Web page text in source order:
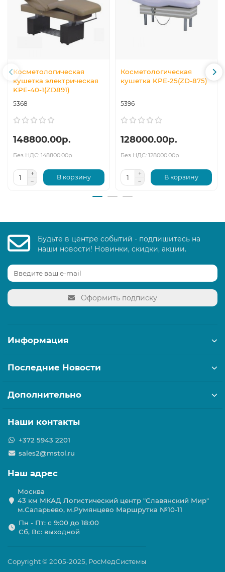
Косметологическая
кушетка электрическая
KPE-40-1(ZD891)
5368
148800.00р.
Без НДС: 148800.00р.
В корзину
Косметологическая
кушетка KPE-25(ZD-875)
5396
128000.00р.
Без НДС: 128000.00р.
В корзину
Будьте в центре событий - подпишитесь на
наши новости! Новинки, скидки, акции.
Оформить подписку
Информация
Последние Новости
Дополнительно
Наши контакты
+372 5943 2201
sales2@mstol.ru
Наш адрес
Москва
43 км МКАД Логистичеcкий центр "Славянский Мир"
м.Саларьево, м.Румянцево Маршрутка №10-11
Пн - Пт: с 9:00 до 18:00
Сб, Вс: выходной
Copyright © 2005-2025, РосМедСистемы